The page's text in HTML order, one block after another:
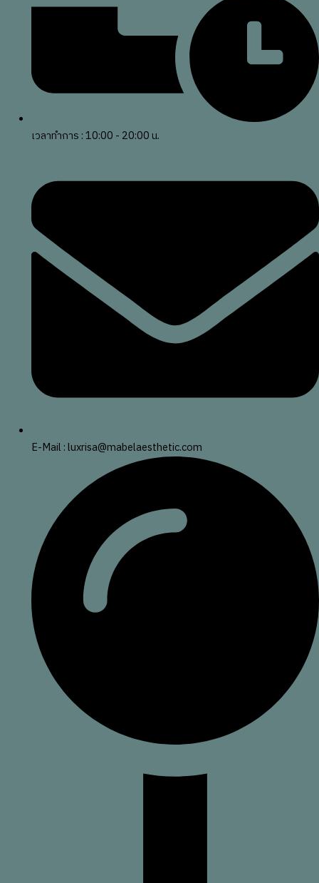
เวลาทำการ : 10:00 - 20:00 น.
E-Mail : luxrisa@mabelaesthetic.com